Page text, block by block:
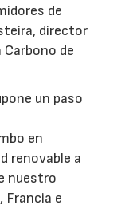
de
director
Carbono de
un paso
en
renovable a
nuestro
Francia e